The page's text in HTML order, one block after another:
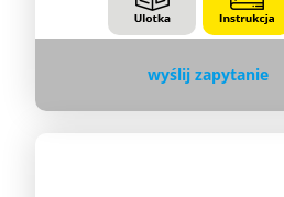
wyślij zapytanie